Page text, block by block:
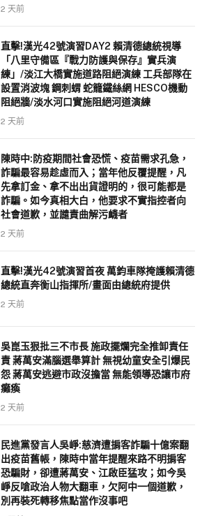
2 天前
直擊!漢光42號演習DAY2 賴清德總統視導
「八里守備區『戰力防護與保存』實兵演
練」/淡江大橋實施道路阻絕演練 工兵部隊在
設置消波塊 鋼刺蝟 蛇籠鐵絲網 HESCO機動
阻絕牆/淡水河口實施阻絕河道演練
2 天前
陳時中:防疫期間社會恐慌、疫苗需求孔急，
詐騙最容易趁虛而入；當年他反覆提醒，凡
先拿訂金、拿不出出貨證明的，很可能都是
詐騙。如今真相大白，他要求不實指控者向
社會道歉，並譴責曲解污衊者
2 天前
直擊!漢光42號演習首夜 萬鈞車隊掩護賴清德
總統直奔衡山指揮所/畫面由總統府提供
2 天前
吳崑玉狠批三不市長 施政擺爛完全推卸責任
責 蔣萬安滿腦選舉算計 無視幼童安全引爆民
怨 蔣萬安逃避市政沒擔當 無能領導恐讓市府
癱瘓
2 天前
民進黨發言人吳崢:慈濟遭掮客詐騙十億案翻
出疫苗舊帳，陳時中當年提醒來路不明掮客
恐騙財，卻遭蔣萬安、江啟臣猛攻；如今吳
崢反嗆政治人物大翻車，欠阿中一個道歉，
別再裝死轉移焦點當作沒事吧